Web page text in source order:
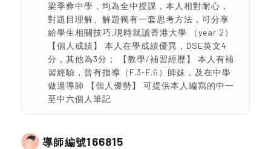
梁季彜中學，均為全中授課，本人相對耐心，
對題目理解、解題獨有一套思考方法，可分享
給學生相關技巧,現時就讀香港大學 （year 2）
【個人成績】 本人在學成績優異，DSE英文4
分，其他為3分； 【教學/補習經歷】 本人有補
習經驗，曾有指導（F.3-F.6）師妹，及在中學
做過導師 【個人優勢】 可提供本人編寫的中一
至中六個人筆記
導師編號166815